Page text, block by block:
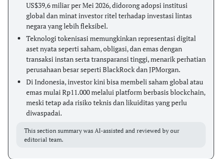
US$39,6 miliar per Mei 2026, didorong adopsi institusi
global dan minat investor ritel terhadap investasi lintas
negara yang lebih fleksibel.
Teknologi tokenisasi memungkinkan representasi digital
aset nyata seperti saham, obligasi, dan emas dengan
transaksi instan serta transparansi tinggi, menarik perhatian
perusahaan besar seperti BlackRock dan JPMorgan.
Di Indonesia, investor kini bisa membeli saham global atau
emas mulai Rp11.000 melalui platform berbasis blockchain,
meski tetap ada risiko teknis dan likuiditas yang perlu
diwaspadai.
This section summary was AI-assisted and reviewed by our
editorial team.